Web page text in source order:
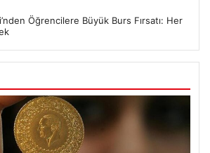
Öğrencilere Büyük Burs Fırsatı: Her